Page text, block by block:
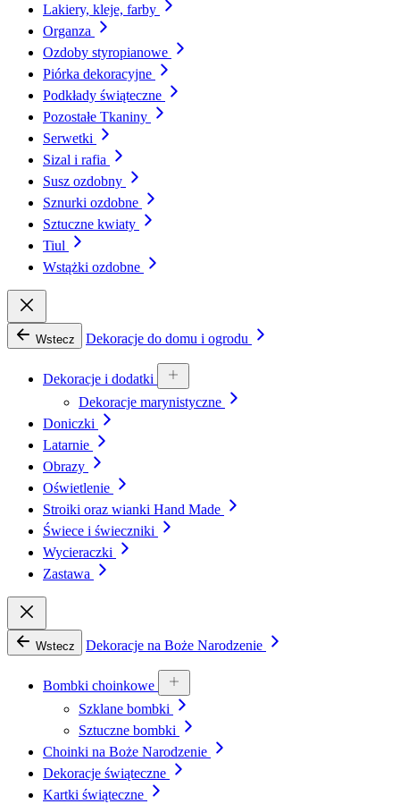
Lakiery, kleje, farby
Organza
Ozdoby styropianowe
Piórka dekoracyjne
Podkłady świąteczne
Pozostałe Tkaniny
Serwetki
Sizal i rafia
Susz ozdobny
Sznurki ozdobne
Sztuczne kwiaty
Tiul
Wstążki ozdobne
Wstecz Dekoracje do domu i ogrodu
Dekoracje i dodatki
Dekoracje marynistyczne
Doniczki
Latarnie
Obrazy
Oświetlenie
Stroiki oraz wianki Hand Made
Świece i świeczniki
Wycieraczki
Zastawa
Wstecz Dekoracje na Boże Narodzenie
Bombki choinkowe
Szklane bombki
Sztuczne bombki
Choinki na Boże Narodzenie
Dekoracje świąteczne
Kartki świąteczne